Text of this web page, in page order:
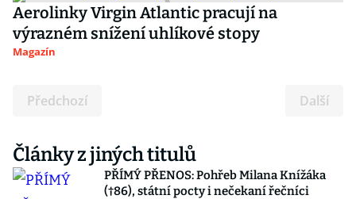
Aerolinky Virgin Atlantic pracují na
výrazném snížení uhlíkové stopy
Magazín
Předchozí Další
Články z jiných titulů
PŘÍMÝ PŘENOS: Pohřeb Milana Knížáka
(†86), státní pocty i nečekaní řečníci